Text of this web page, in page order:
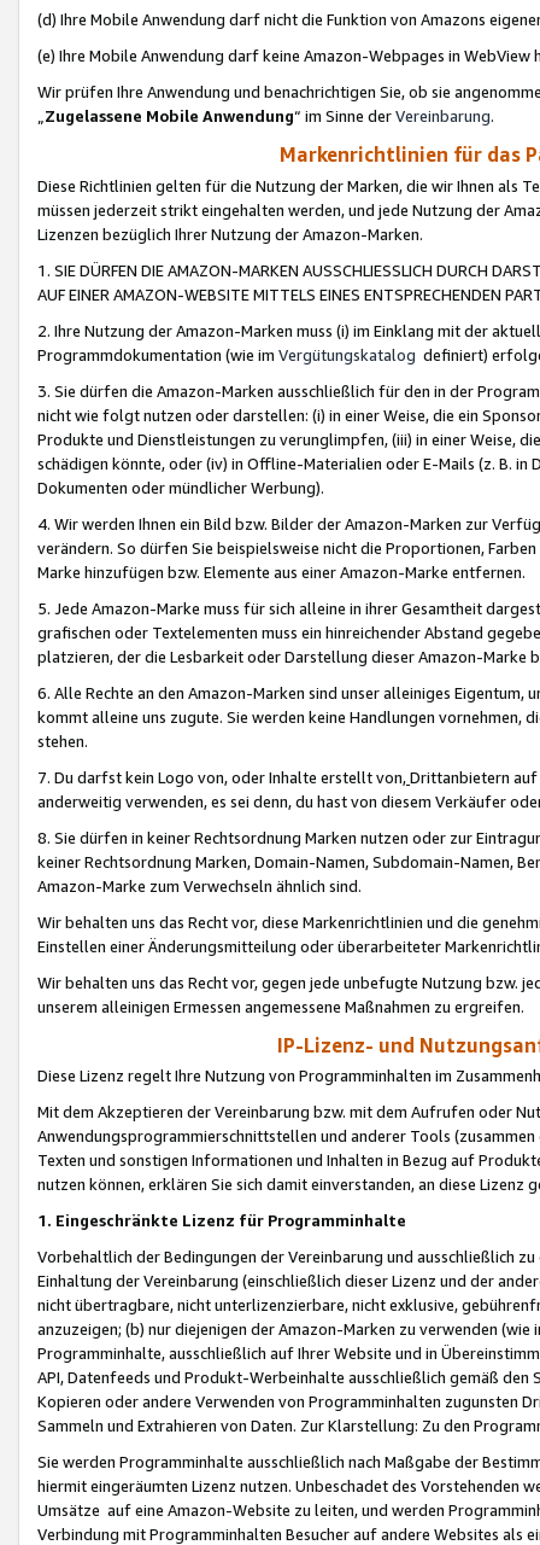
(d) Ihre Mobile Anwendung darf nicht die Funktion von Amazons
(e) Ihre Mobile Anwendung darf keine Amazon-Webpages in WebView
Wir prüfen Ihre Anwendung und benachrichtigen Sie, ob sie
„Zugelassene Mobile Anwendung“ im Sinne derVereinbarung.
Markenrichtlinien für das
Diese Richtlinien gelten für die Nutzung der Marken, die wir Ihnen als
müssen jederzeit strikt eingehalten werden, und jede Nutzung der
Lizenzen bezüglich Ihrer Nutzung der Amazon-Marken.
1. SIE DÜRFEN DIE AMAZON-MARKEN AUSSCHLIESSLICH DURCH
AUF EINER AMAZON-WEBSITE MITTELS EINES ENTSPRECHENDEN
2. Ihre Nutzung der Amazon-Marken muss (i) im Einklang mit der
Programmdokumentation (wie im Vergütungskatalog definiert)
3. Sie dürfen die Amazon-Marken ausschließlich für den in der
nicht wie folgt nutzen oder darstellen: (i) in einer Weise, die ein
Produkte und Dienstleistungen zu verunglimpfen, (iii) in einer Weise,
schädigen könnte, oder (iv) in Offline-Materialien oder E-Mails (z. B. in
Dokumenten oder mündlicher Werbung).
4. Wir werden Ihnen ein Bild bzw. Bilder der Amazon-Marken zur
verändern. So dürfen Sie beispielsweise nicht die Proportionen,
Marke hinzufügen bzw. Elemente aus einer Amazon-Marke entfernen.
5. Jede Amazon-Marke muss für sich alleine in ihrer Gesamtheit
grafischen oder Textelementen muss ein hinreichender Abstand
platzieren, der die Lesbarkeit oder Darstellung dieser Amazon-Marke
6. Alle Rechte an den Amazon-Marken sind unser alleiniges
kommt alleine uns zugute. Sie werden keine Handlungen vornehmen,
stehen.
7. Du darfst kein Logo von, oder Inhalte erstellt von,Drittanbietern auf
anderweitig verwenden, es sei denn, du hast von diesem Verkäufer
8. Sie dürfen in keiner Rechtsordnung Marken nutzen oder zur
keiner Rechtsordnung Marken, Domain-Namen, Subdomain-Namen,
Amazon-Marke zum Verwechseln ähnlich sind.
Wir behalten uns das Recht vor, diese Markenrichtlinien und die
Einstellen einer Änderungsmitteilung oder überarbeiteter
Wir behalten uns das Recht vor, gegen jede unbefugte Nutzung bzw.
unserem alleinigen Ermessen angemessene Maßnahmen zu ergreifen.
IP-Lizenz- und
Diese Lizenz regelt Ihre Nutzung von Programminhalten im
Mit dem Akzeptieren der Vereinbarung bzw. mit dem Aufrufen oder
Anwendungsprogrammierschnittstellen und anderer Tools (zusammen
Texten und sonstigen Informationen und Inhalten in Bezug auf
nutzen können, erklären Sie sich damit einverstanden, an diese Lizenz
1. Eingeschränkte Lizenz für Programminhalte
Vorbehaltlich der Bedingungen der Vereinbarung und ausschließlich
Einhaltung der Vereinbarung (einschließlich dieser Lizenz und der
nicht übertragbare, nicht unterlizenzierbare, nicht exklusive,
anzuzeigen; (b) nur diejenigen der Amazon-Marken zu verwenden
Programminhalte, ausschließlich auf Ihrer Website und in
API, Datenfeeds und Produkt-Werbeinhalte ausschließlich gemäß
Kopieren oder andere Verwenden von Programminhalten zugunsten
Sammeln und Extrahieren von Daten. Zur Klarstellung: Zu den
Sie werden Programminhalte ausschließlich nach Maßgabe der
hiermit eingeräumten Lizenz nutzen. Unbeschadet des Vorstehenden
Umsätze auf eine Amazon-Website zu leiten, und werden
Verbindung mit Programminhalten Besucher auf andere Websites als